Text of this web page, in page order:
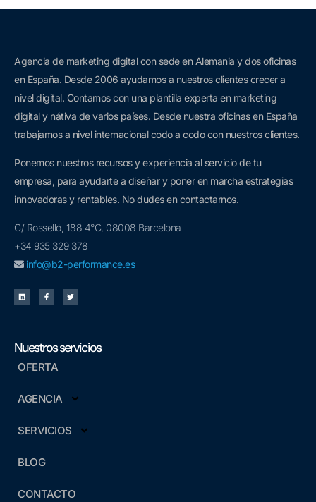
Agencia de marketing digital con sede en Alemania y dos oficinas
en España. Desde 2006 ayudamos a nuestros clientes crecer a
nivel digital. Contamos con una plantilla experta en marketing
digital y nátiva de varios países. Desde nuestra oficinas en España
trabajamos a nivel internacional codo a codo con nuestros clientes.
Ponemos nuestros recursos y experiencia al servicio de tu
empresa, para ayudarte a diseñar y poner en marcha estrategias
innovadoras y rentables. No dudes en contactarnos.
C/ Rosselló, 188 4°C, 08008 Barcelona
+34 935 329 378
info@b2-performance.es
Nuestros servicios
OFERTA
AGENCIA
SERVICIOS
BLOG
CONTACTO